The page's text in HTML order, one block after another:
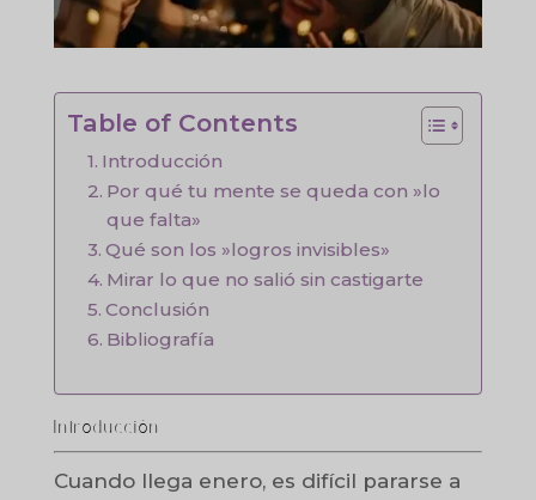
Table of Contents
Introducción
Por qué tu mente se queda con »lo
que falta»
Qué son los »logros invisibles»
Mirar lo que no salió sin castigarte
Conclusión
Bibliografía
Introducción
Cuando llega enero, es difícil pararse a